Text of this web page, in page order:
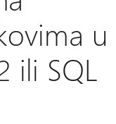
u
ili SQL